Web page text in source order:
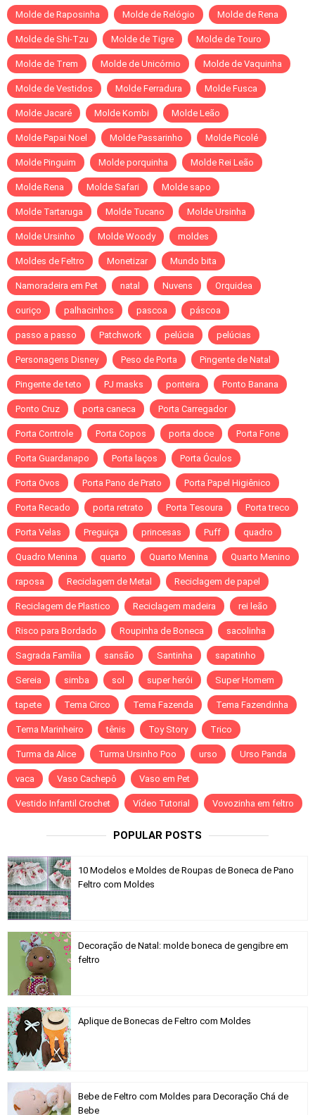
Molde de Raposinha Molde de Relógio Molde de Rena
Molde de Shi-Tzu Molde de Tigre Molde de Touro
Molde de Trem Molde de Unicórnio Molde de Vaquinha
Molde de Vestidos Molde Ferradura Molde Fusca
Molde Jacaré Molde Kombi Molde Leão
Molde Papai Noel Molde Passarinho Molde Picolé
Molde Pinguim Molde porquinha Molde Rei Leão
Molde Rena Molde Safari Molde sapo
Molde Tartaruga Molde Tucano Molde Ursinha
Molde Ursinho Molde Woody moldes
Moldes de Feltro Monetizar Mundo bita
Namoradeira em Pet natal Nuvens Orquidea
ouriço palhacinhos pascoa páscoa
passo a passo Patchwork pelúcia pelúcias
Personagens Disney Peso de Porta Pingente de Natal
Pingente de teto PJ masks ponteira Ponto Banana
Ponto Cruz porta caneca Porta Carregador
Porta Controle Porta Copos porta doce Porta Fone
Porta Guardanapo Porta laços Porta Óculos
Porta Ovos Porta Pano de Prato Porta Papel Higiênico
Porta Recado porta retrato Porta Tesoura Porta treco
Porta Velas Preguiça princesas Puff quadro
Quadro Menina quarto Quarto Menina Quarto Menino
raposa Reciclagem de Metal Reciclagem de papel
Reciclagem de Plastico Reciclagem madeira rei leão
Risco para Bordado Roupinha de Boneca sacolinha
Sagrada Família sansão Santinha sapatinho
Sereia simba sol super herói Super Homem
tapete Tema Circo Tema Fazenda Tema Fazendinha
Tema Marinheiro tênis Toy Story Trico
Turma da Alice Turma Ursinho Poo urso Urso Panda
vaca Vaso Cachepô Vaso em Pet
Vestido Infantil Crochet Vídeo Tutorial Vovozinha em feltro
POPULAR POSTS
10 Modelos e Moldes de Roupas de Boneca de Pano
Feltro com Moldes
Decoração de Natal: molde boneca de gengibre em
feltro
Aplique de Bonecas de Feltro com Moldes
Bebe de Feltro com Moldes para Decoração Chá de
Bebe